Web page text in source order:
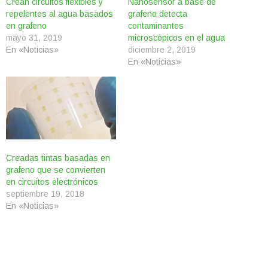
repelentes al agua basados
en grafeno
mayo 31, 2019
En «Noticias»
grafeno detecta
contaminantes
microscópicos en el agua
diciembre 2, 2019
En «Noticias»
Creadas tintas basadas en
grafeno que se convierten
en circuitos electrónicos
septiembre 19, 2018
En «Noticias»